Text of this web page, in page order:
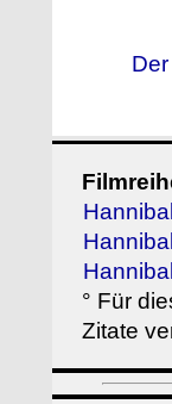
° Für
Zitate